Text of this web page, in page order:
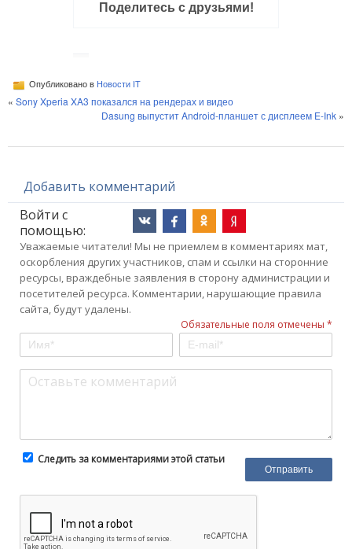
Поделитесь с друзьями!
Опубликовано в Новости IT
« Sony Xperia XA3 показался на рендерах и видео
Dasung выпустит Android-планшет с дисплеем E-Ink »
Добавить комментарий
Войти с
помощью:
Уважаемые читатели! Мы не приемлем в комментариях мат,
оскорбления других участников, спам и ссылки на сторонние
ресурсы, враждебные заявления в сторону администрации и
посетителей ресурса. Комментарии, нарушающие правила
сайта, будут удалены.
Обязательные поля отмечены *
Следить за комментариями этой статьи